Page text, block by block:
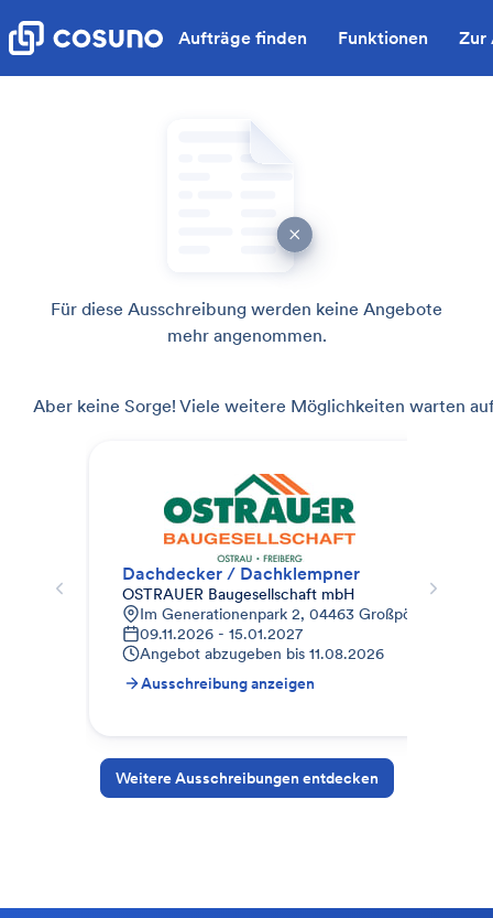
Aufträge finden Funktionen Zur
Für diese Ausschreibung werden keine Angebote
mehr angenommen.
Aber keine Sorge! Viele weitere Möglichkeiten warten
Dachdecker / Dachklempner
OSTRAUER Baugesellschaft mbH
Im Generationenpark 2, 04463 Großpösna,
09.11.2026 - 15.01.2027
Angebot abzugeben bis 11.08.2026
Ausschreibung anzeigen
Weitere Ausschreibungen entdecken